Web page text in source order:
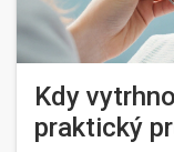
Kdy
praktický